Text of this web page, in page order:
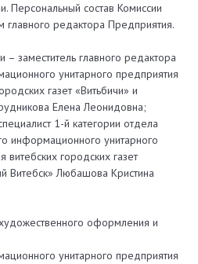
Персональный состав Комиссии
главного редактора Предприятия.
– заместитель главного редактора
унитарного предприятия
газет «Витьбичи» и
Елена Леонидовна;
1-й категории отдела
информационного унитарного
витебских городских газет
Витебск» Любашова Кристина
оформления и
унитарного предприятия